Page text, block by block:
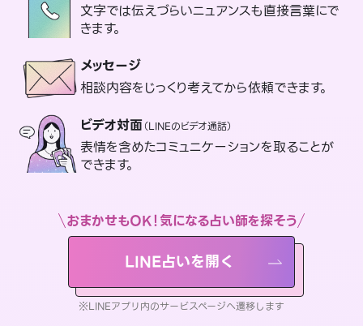
文字では伝えづらいニュアンスも直接言葉にで
きます。
メッセージ
相談内容をじっくり考えてから依頼できます。
ビデオ対面（LINEのビデオ通話）
表情を含めたコミュニケーションを取ることが
できます。
おまかせもOK！気になる占い師を探そう
LINE占いを開く
※LINEアプリ内のサービスページへ遷移します